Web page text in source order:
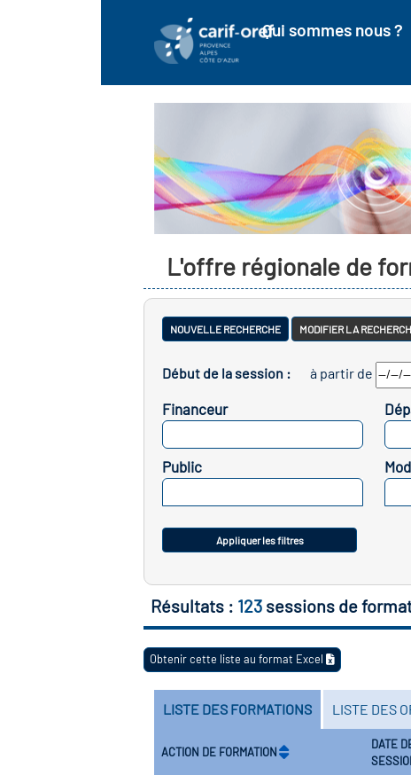
Qui sommes nous ?
L'offre régionale de
NOUVELLE RECHERCHE MODIFIER LA
Début de la session : à partir de
Financeur
Public
Appliquer les filtres
Résultats : 123 sessions de
Obtenir cette liste au format Excel
LISTE DES FORMATIONS LISTE DES
ACTION DE FORMATION
DATE